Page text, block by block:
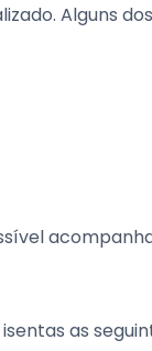
Alguns
as